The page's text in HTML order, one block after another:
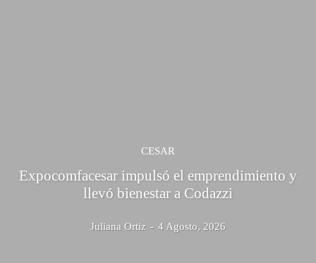
CESAR
Expocomfacesar impulsó el emprendimiento y
llevó bienestar a Codazzi
Juliana Ortiz - 4 Agosto, 2026